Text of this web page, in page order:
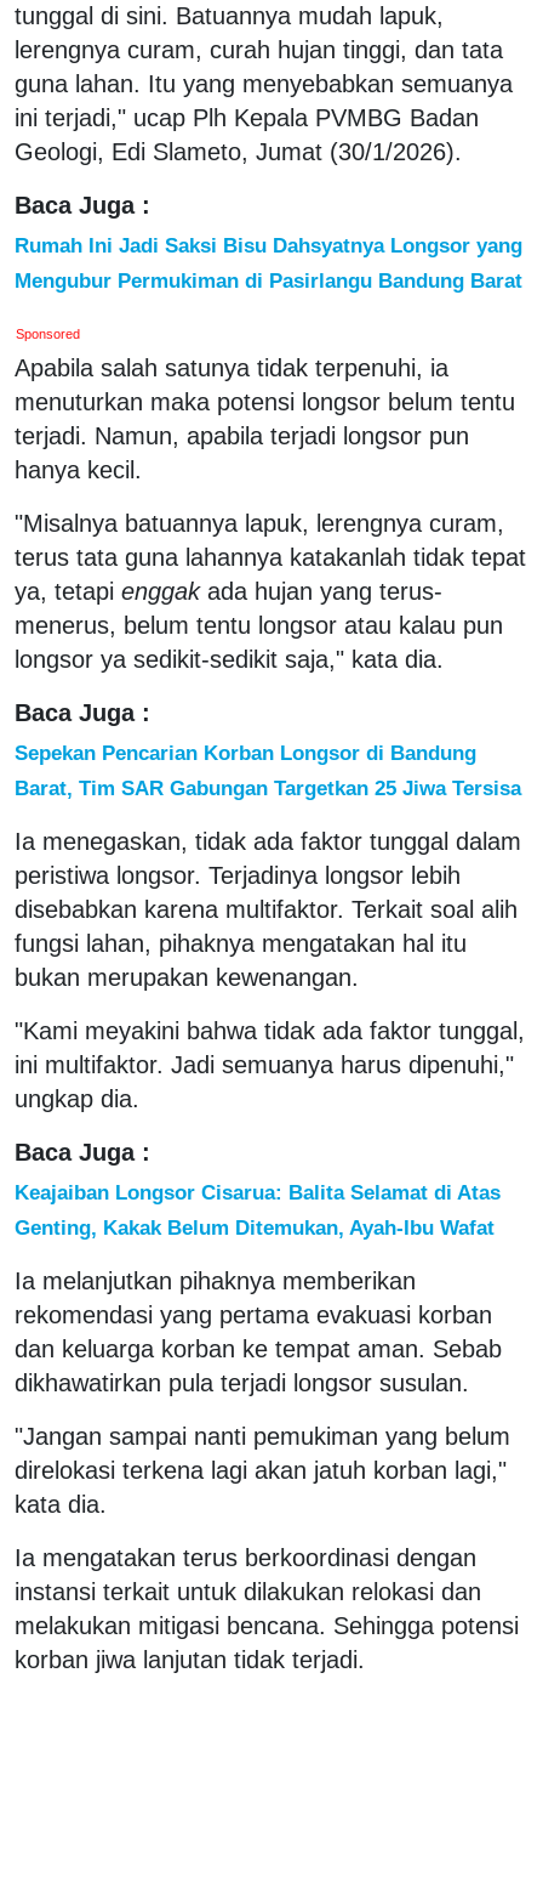
tunggal di sini. Batuannya mudah lapuk,
lerengnya curam, curah hujan tinggi, dan tata
guna lahan. Itu yang menyebabkan semuanya
ini terjadi," ucap Plh Kepala PVMBG Badan
Geologi, Edi Slameto, Jumat (30/1/2026).
Baca Juga :
Rumah Ini Jadi Saksi Bisu Dahsyatnya Longsor yang
Mengubur Permukiman di Pasirlangu Bandung Barat
Sponsored
Apabila salah satunya tidak terpenuhi, ia
menuturkan maka potensi longsor belum tentu
terjadi. Namun, apabila terjadi longsor pun
hanya kecil.
"Misalnya batuannya lapuk, lerengnya curam,
terus tata guna lahannya katakanlah tidak tepat
ya, tetapi enggakada hujan yang terus-
menerus, belum tentu longsor atau kalau pun
longsor ya sedikit-sedikit saja," kata dia.
Baca Juga :
Sepekan Pencarian Korban Longsor di Bandung
Barat, Tim SAR Gabungan Targetkan 25 Jiwa Tersisa
Ia menegaskan, tidak ada faktor tunggal dalam
peristiwa longsor. Terjadinya longsor lebih
disebabkan karena multifaktor. Terkait soal alih
fungsi lahan, pihaknya mengatakan hal itu
bukan merupakan kewenangan.
"Kami meyakini bahwa tidak ada faktor tunggal,
ini multifaktor. Jadi semuanya harus dipenuhi,"
ungkap dia.
Baca Juga :
Keajaiban Longsor Cisarua: Balita Selamat di Atas
Genting, Kakak Belum Ditemukan, Ayah-Ibu Wafat
Ia melanjutkan pihaknya memberikan
rekomendasi yang pertama evakuasi korban
dan keluarga korban ke tempat aman. Sebab
dikhawatirkan pula terjadi longsor susulan.
"Jangan sampai nanti pemukiman yang belum
direlokasi terkena lagi akan jatuh korban lagi,"
kata dia.
Ia mengatakan terus berkoordinasi dengan
instansi terkait untuk dilakukan relokasi dan
melakukan mitigasi bencana. Sehingga potensi
korban jiwa lanjutan tidak terjadi.